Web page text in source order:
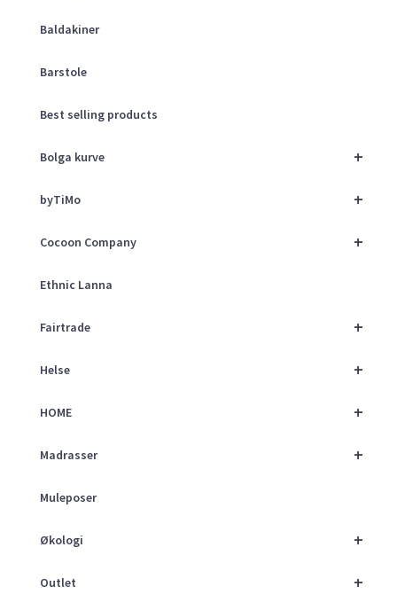
Baldakiner
Barstole
Best selling products
+
Bolga kurve
+
byTiMo
+
Cocoon Company
Ethnic Lanna
+
Fairtrade
+
Helse
+
HOME
+
Madrasser
Muleposer
+
Økologi
+
Outlet